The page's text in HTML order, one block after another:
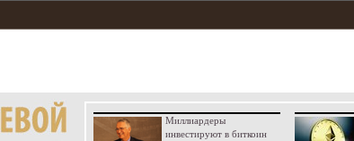
Миллиардеры
инвестируют в биткоин